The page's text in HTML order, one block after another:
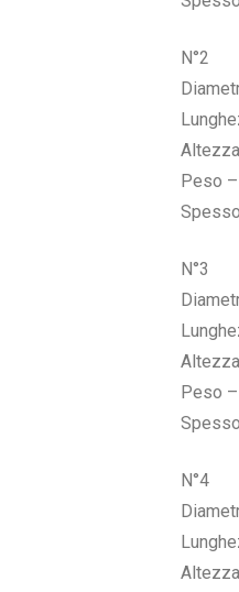
N°2
Peso
N°3
Peso
N°4